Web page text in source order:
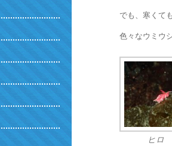
でも、寒くて
色々なウミウ
ヒロ